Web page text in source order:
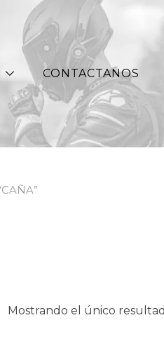
CONTACTANOS
Mostrando el único